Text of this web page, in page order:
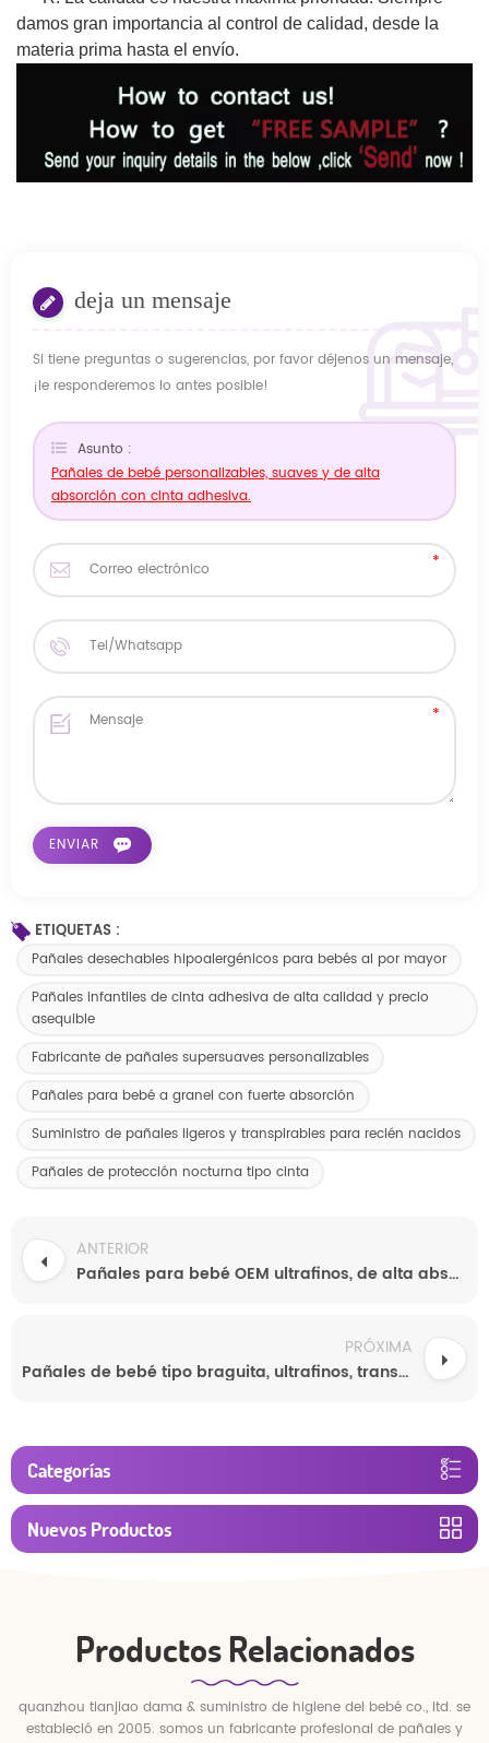
damos gran importancia al control de calidad, desde la
materia prima hasta el envío.
deja un mensaje
Si tiene preguntas o sugerencias, por favor déjenos un mensaje,
¡le responderemos lo antes posible!
Asunto :
Pañales de bebé personalizables, suaves y de alta
absorción con cinta adhesiva.
ETIQUETAS :
Pañales desechables hipoalergénicos para bebés al por mayor
Pañales infantiles de cinta adhesiva de alta calidad y precio
asequible
Fabricante de pañales supersuaves personalizables
Pañales para bebé a granel con fuerte absorción
Suministro de pañales ligeros y transpirables para recién nacidos
Pañales de protección nocturna tipo cinta
ANTERIOR
Pañales para bebé OEM ultrafinos, de alta absorción y transpirables
PRÓXIMA
Pañales de bebé tipo braguita, ultrafinos, transpirables y a prueba de fugas.
Categorías
Nuevos Productos
Productos Relacionados
quanzhou tianjiao dama & suministro de higiene del bebé co., ltd. se
estableció en 2005. somos un fabricante profesional de pañales y